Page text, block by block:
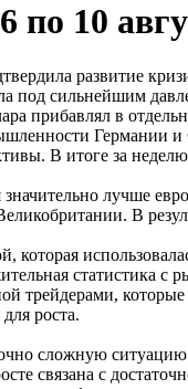
по 10
развитие
сильнейшим
прибавлял в
Германии
В итоге за
лучше
В
статистика
трейдерами,
роста.
сложную
связана с